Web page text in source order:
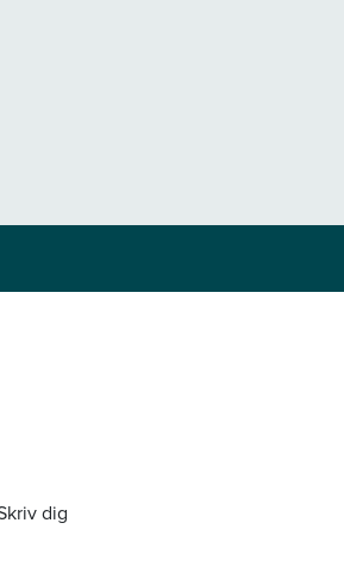
dig